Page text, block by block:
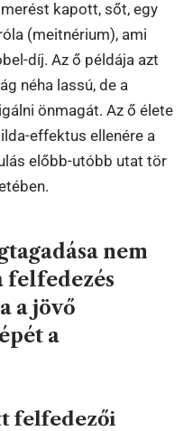
kapott, sőt, egy
(meitnérium), ami
díj. Az ő példája azt
néha lassú, de a
önmagát. Az ő élete
effektus ellenére a
előbb-utóbb utat tör
nem
felfedezés
a jövő
a
felfedezői